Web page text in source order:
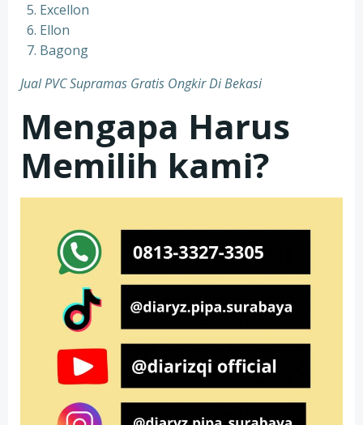
Excellon
Ellon
Bagong
Jual PVC Supramas Gratis Ongkir Di Bekasi
Mengapa Harus
Memilih kami?